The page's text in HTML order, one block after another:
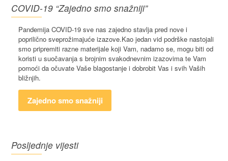
COVID-19 “Zajedno smo snažniji”
Pandemija COVID-19 sve nas zajedno stavlja pred nove i
poprilično sveprožimajuće izazove.Kao jedan vid podrške nastojali
smo pripremiti razne materijale koji Vam, nadamo se, mogu biti od
koristi u suočavanja s brojnim svakodnevnim izazovima te Vam
pomoći da očuvate Vaše blagostanje i dobrobit Vas i svih Vaših
bližnjih.
Zajedno smo snažniji
Posljednje vijesti